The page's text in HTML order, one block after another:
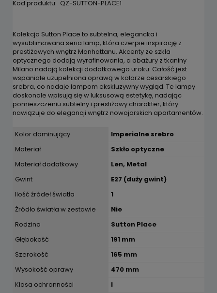
Kod produktu: QZ-SUTTON-PLACE1
Kolekcja Sutton Place to subtelna, elegancka i
wysublimowana seria lamp, która czerpie inspirację z
prestiżowych wnętrz Manhattanu. Akcenty ze szkła
optycznego dodają wyrafinowania, a abażury z tkaniny
Milano nadają kolekcji dodatkowego uroku. Całość jest
wspaniale uzupełniona oprawą w kolorze cesarskiego
srebra, co nadaje lampom ekskluzywny wygląd. Te lampy
doskonale wpisują się w luksusową estetykę, nadając
pomieszczeniu subtelny i prestiżowy charakter, który
nawiązuje do elegancji wnętrz nowojorskich apartamentów.
Kolor dominujący
Imperialne srebro
Materiał
Szkło optyczne
Materiał dodatkowy
Len, Metal
Gwint
E27 (duży gwint)
Ilość źródeł światła
1
Źródło światła w zestawie
Nie
Rodzina
Sutton Place
Głębokość
191 mm
Szerokość
165 mm
Wysokość oprawy
470 mm
Klasa ochronności
I